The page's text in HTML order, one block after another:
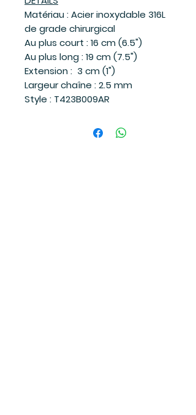
Matériau : Acier inoxydable 316L
de grade chirurgical
Au plus court : 16 cm (6.5")
Au plus long : 19 cm (7.5")
Extension : 3 cm (1")
Largeur chaîne : 2.5 mm
Style : T423B009AR